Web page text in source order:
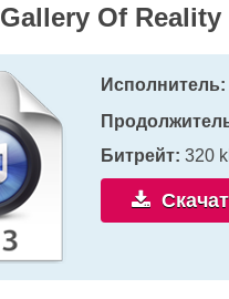
Gallery Of Reality
Исполнитель:
Битрейт: 320